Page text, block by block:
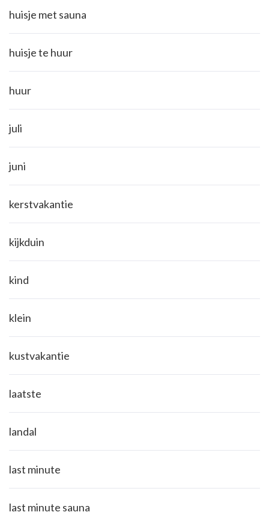
huisje met sauna
huisje te huur
huur
juli
juni
kerstvakantie
kijkduin
kind
klein
kustvakantie
laatste
landal
last minute
last minute sauna